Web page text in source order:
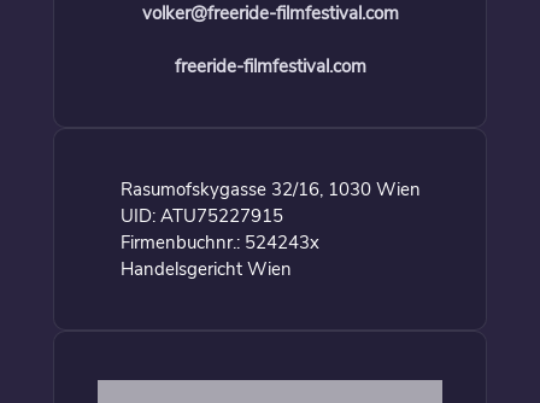
volker@freeride-filmfestival.com
freeride-filmfestival.com
Rasumofskygasse 32/16, 1030 Wien
UID: ATU75227915
Firmenbuchnr.: 524243x
Handelsgericht Wien